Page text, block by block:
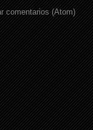
comentarios (Atom)